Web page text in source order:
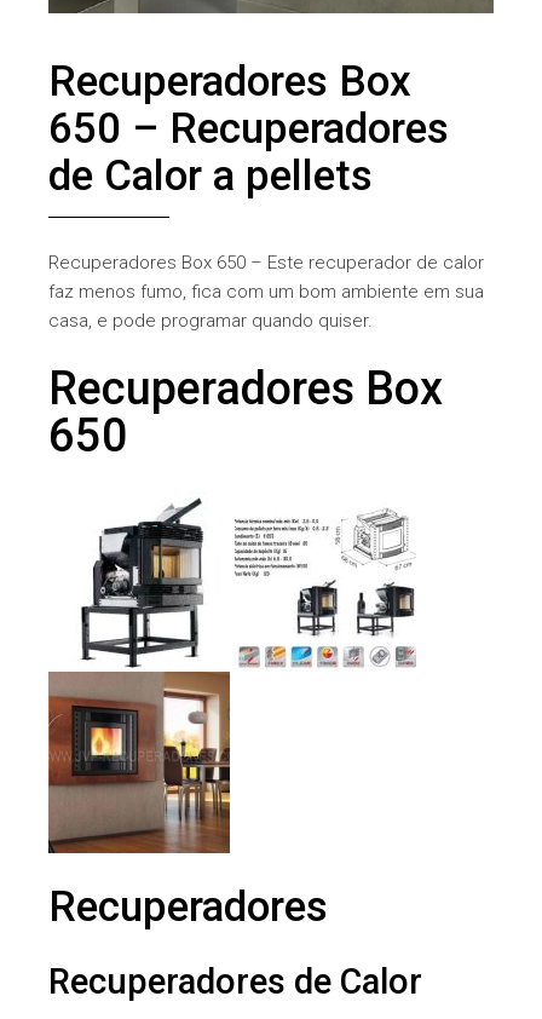
Recuperadores Box
650 – Recuperadores
de Calor a pellets
Recuperadores Box 650 – Este recuperador de calor
faz menos fumo, fica com um bom ambiente em sua
casa, e pode programar quando quiser.
Recuperadores Box
650
Recuperadores
Recuperadores de Calor